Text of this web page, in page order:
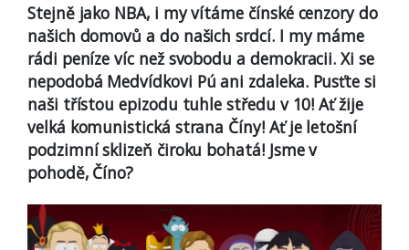
Stejně jako NBA, i my vítáme čínské cenzory do
našich domovů a do našich srdcí. I my máme
rádi peníze víc než svobodu a demokracii. Xi se
nepodobá Medvídkovi Pú ani zdaleka. Pusťte si
naši třístou epizodu tuhle středu v 10! Ať žije
velká komunistická strana Číny! Ať je letošní
podzimní sklizeň čiroku bohatá! Jsme v
pohodě, Číno?